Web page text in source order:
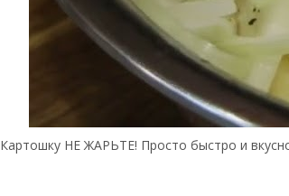
Картошку НЕ ЖАРЬТЕ! Просто быстро и